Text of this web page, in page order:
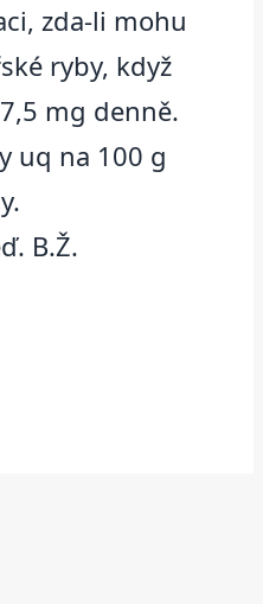
zda-li mohu
ryby, když
mg denně.
uq na 100 g
B.Ž.